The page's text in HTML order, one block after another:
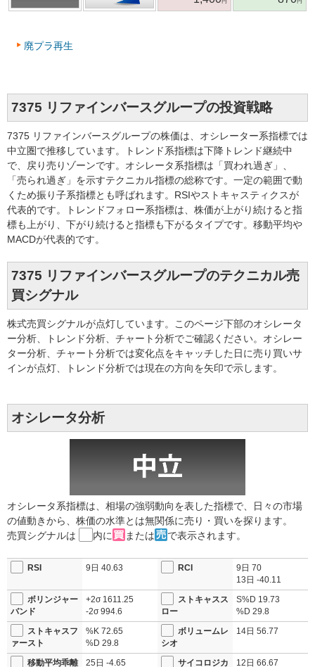
廃プラ再生
7375 リファインバースグループの投資戦略
7375 リファインバースグループの株価は、オシレーター系指標では
中立圏で推移しています。トレンド系指標は下降トレンド継続中
で、戻り売りゾーンです。オシレータ系指標は「買われ過ぎ」、
「売られ過ぎ」を示すテクニカル指標の総称です。一定の範囲で動
くため振り子系指標とも呼ばれます。RSIやストキャスティクスが
代表的です。トレンドフォロー系指標は、株価が上がり続けると指
標も上がり、下がり続けると指標も下がるタイプです。移動平均や
MACDが代表的です。
7375 リファインバースグループのテクニカル売
買シグナル
株式売買シグナルが点灯しています。このページ下部のオシレータ
ー分析、トレンド分析、チャート分析でご確認ください。オシレー
ター分析、チャート分析では変化点をキャッチした日に売り買いサ
インが点灯、トレンド分析では現在の方向を矢印で示します。
オシレータ分析
オシレータ系指標は、相場の強弱動向を表した指標で、日々の市場
の値動きから、株価の水準とは無関係に売り・買いを探ります。
売買シグナルは
内に または で表示されます。
RSI 9日 40.63 RCI 9日 70
13日 -40.11
ボリンジャー
バンド
+2σ 1611.25
-2σ994.6
ストキャスス
ロー
S%D 19.73
%D 29.8
ストキャスフ
ァースト
%K 72.65
%D 29.8
ボリュームレ
シオ
14日 56.77
移動平均乖離 25日 -4.65 サイコロジカ 12日 66.67